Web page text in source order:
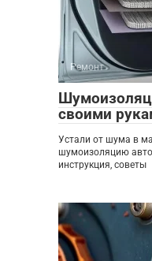
Ремонт
своими
Устали от шума в
шумоизоляцию
инструкция, советы